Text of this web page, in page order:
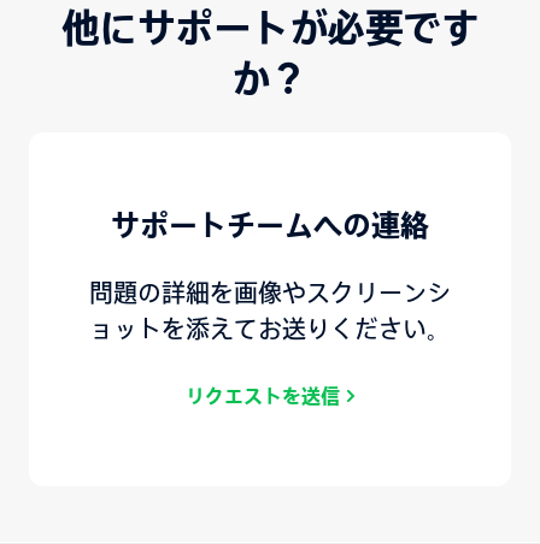
他にサポートが必要です
か？
サポートチームへの連絡
問題の詳細を画像やスクリーンシ
ョットを添えてお送りください。
リクエストを送信